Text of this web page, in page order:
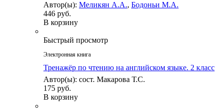
Автор(ы): Меликян А.А., Бодоньи М.А.
446 руб.
В корзину
Быстрый просмотр
Электронная книга
Тренажёр по чтению на английском языке. 2 класс
Автор(ы): сост. Макарова Т.С.
175 руб.
В корзину